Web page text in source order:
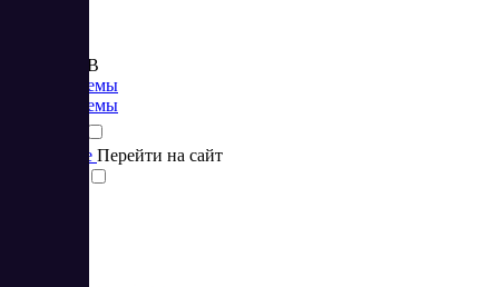
от 399 RUB
CRM системы
CRM системы
Подробнее Перейти на сайт